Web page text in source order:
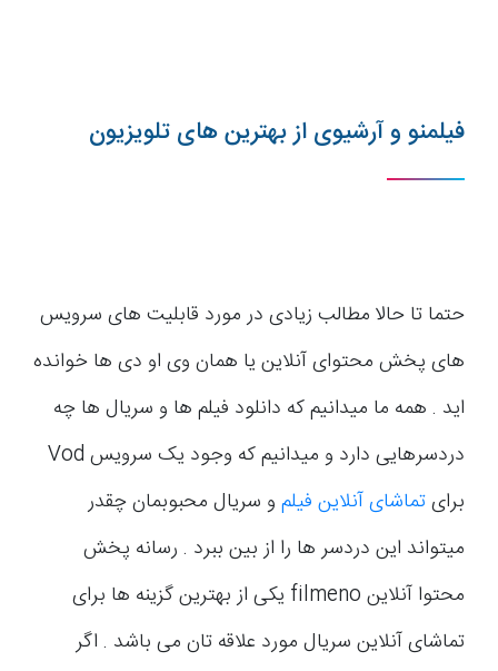
فیلمنو و آرشیوی از بهترین های تلویزیون
حتما تا حالا مطالب زیادی در مورد قابلیت های سرویس
های پخش محتوای آنلاین یا همان وی او دی ها خوانده
اید . همه ما میدانیم که دانلود فیلم ها و سریال ها چه
دردسرهایی دارد و میدانیم که وجود یک سرویس Vod
برایتماشای آنلاین فیلم و سریال محبوبمان چقدر
میتواند این دردسر ها را از بین ببرد . رسانه پخش
محتوا آنلاین filmeno یکی از بهترین گزینه ها برای
تماشای آنلاین سریال مورد علاقه تان می باشد . اگر